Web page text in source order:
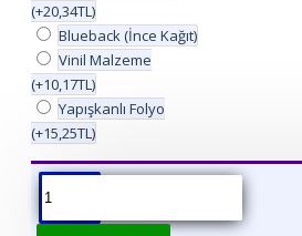
(+20,34TL)
Blueback (İnce Kağıt)
Vinil Malzeme
(+10,17TL)
Yapışkanlı Folyo
(+15,25TL)
ÜRÜN BILGISI ÜRÜN YORUMLARI